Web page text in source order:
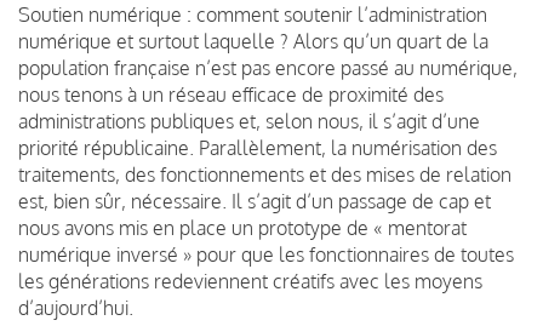
Soutien numérique : comment soutenir l’administration
numérique et surtout laquelle ? Alors qu’un quart de la
population française n’est pas encore passé au numérique,
nous tenons à un réseau efficace de proximité des
administrations publiques et, selon nous, il s’agit d’une
priorité républicaine. Parallèlement, la numérisation des
traitements, des fonctionnements et des mises de relation
est, bien sûr, nécessaire. Il s’agit d’un passage de cap et
nous avons mis en place un prototype de « mentorat
numérique inversé » pour que les fonctionnaires de toutes
les générations redeviennent créatifs avec les moyens
d’aujourd’hui.